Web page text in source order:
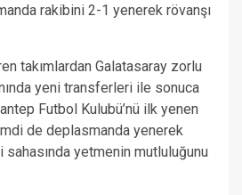
rakibini 2-1 yenerek rövanşı
takımlardan Galatasaray zorlu
yeni transferleri ile sonuca
Futbol Kulubü’nü ilk yenen
de deplasmanda yenerek
yetmenin mutluluğunu